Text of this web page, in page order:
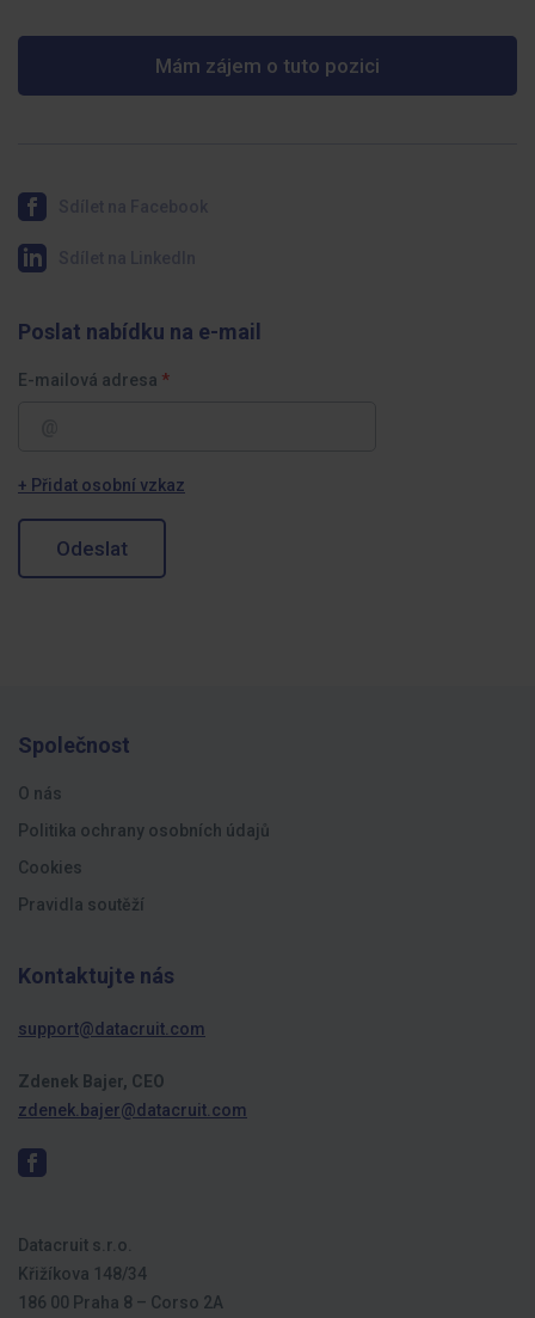
Mám zájem o tuto pozici
Poslat nabídku na e-mail
E-mailová adresa
+ Přidat osobní vzkaz
Odeslat
Společnost
O nás
Politika ochrany osobních údajů
Cookies
Pravidla soutěží
Kontaktujte nás
support@datacruit.com
Zdenek Bajer, CEO
zdenek.bajer@datacruit.com
Datacruit s.r.o.
Křižíkova 148/34
186 00 Praha 8 – Corso 2A